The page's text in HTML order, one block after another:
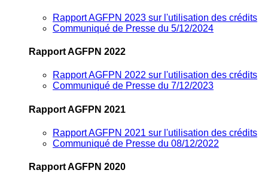
Rapport AGFPN 2023 sur l'utilisation des crédits
Communiqué de Presse du 5/12/2024
Rapport AGFPN 2022
Rapport AGFPN 2022 sur l'utilisation des crédits
Communiqué de Presse du 7/12/2023
Rapport AGFPN 2021
Rapport AGFPN 2021 sur l'utilisation des crédits
Communiqué de Presse du 08/12/2022
Rapport AGFPN 2020